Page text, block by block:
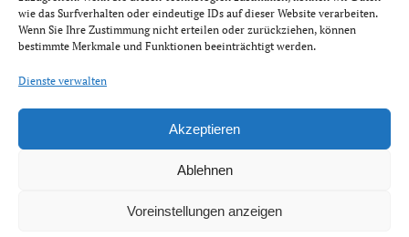
wie das Surfverhalten oder eindeutige IDs auf dieser Website verarbeiten.
Wenn Sie Ihre Zustimmung nicht erteilen oder zurückziehen, können
bestimmte Merkmale und Funktionen beeinträchtigt werden.
Dienste verwalten
Akzeptieren
Ablehnen
Voreinstellungen anzeigen
BIBELVERS DES TAGES
euch tragen, bis ihr grau werdet. Ich habe es getan; ich
will heben und tragen und erretten.